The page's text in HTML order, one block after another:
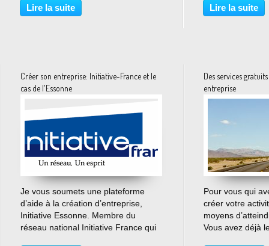
de Mulhouse est une des villes les
plus pauvres de l'hexagone.
Lire la suite
des enfants se
hospitalier de
Lire la suite
Créer son entreprise: Initiative-France et le
cas de l'Essonne
…
Je vous soumets une plateforme
d’aide à la création d’entreprise,
Initiative Essonne. Membre du
réseau national Initiative France qui
Des services
entreprise
Pour vous qui
créer votre
moyens
Vous avez déjà